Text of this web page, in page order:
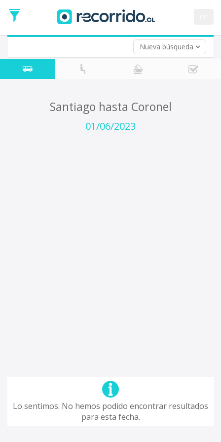
Nueva búsqueda
de
Ida
Vuelta (opcional)
Fecha
de
Santiago hasta Coronel
01/06/2023
Lo sentimos. No hemos podido encontrar resultados
para esta fecha.